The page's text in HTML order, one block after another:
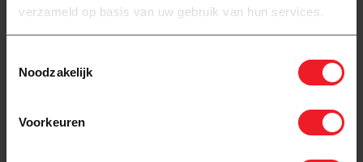
verzameld op basis van uw gebruik van hun services.
Noodzakelijk
Voorkeuren
190,00 138,00